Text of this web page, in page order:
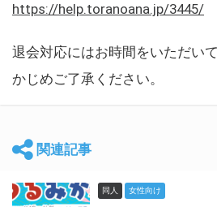
https://help.toranoana.jp/3445/
退会対応にはお時間をいただい
かじめご了承ください。
関連記事
同人 女性向け